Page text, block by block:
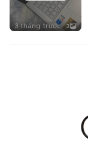
3 tháng trước 3